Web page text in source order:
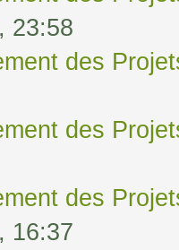
23:58
des
des
des
16:37